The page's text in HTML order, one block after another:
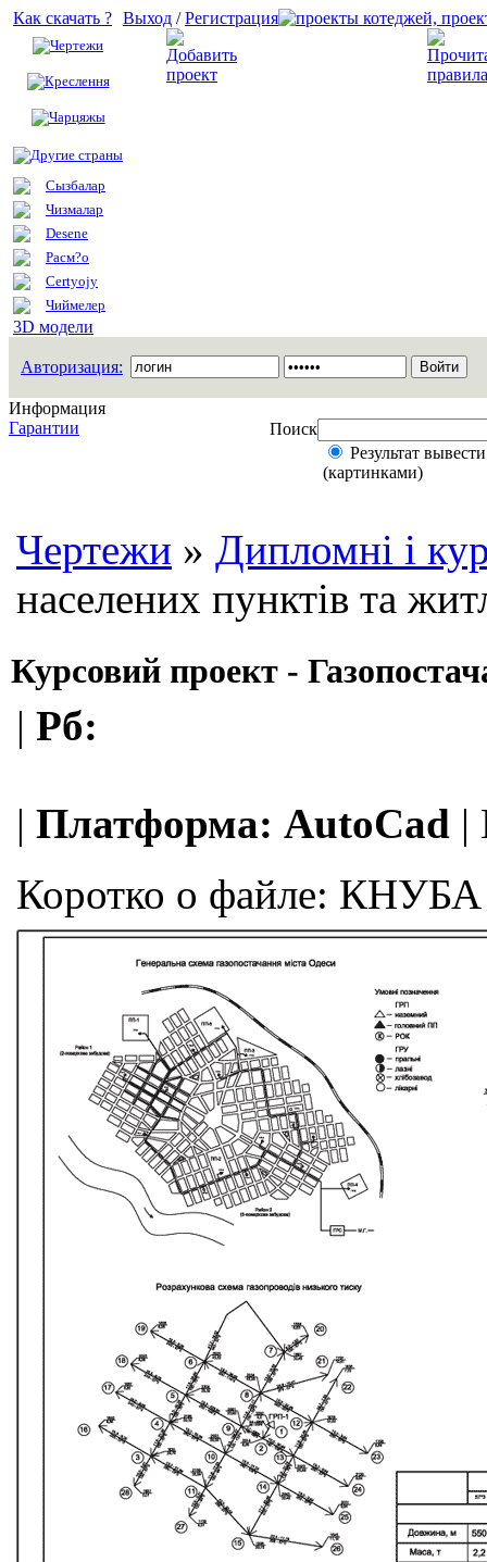
Как скачать ?
Чертежи
Креслення
Чарцяжы
Другие страны
Сызбалар
Чизмалар
Desene
Расм?о
Certyojy
Чиймелер
3D модели
Выход /Регистрация
Авторизация:
Информация
Гарантии
Поиск
Результат
(картинками)
Чертежи » Дипломні і
населених пунктів та
Курсовий проект -
| Рб:
| Платформа: AutoCad |
Коротко о файле: КНУБА /